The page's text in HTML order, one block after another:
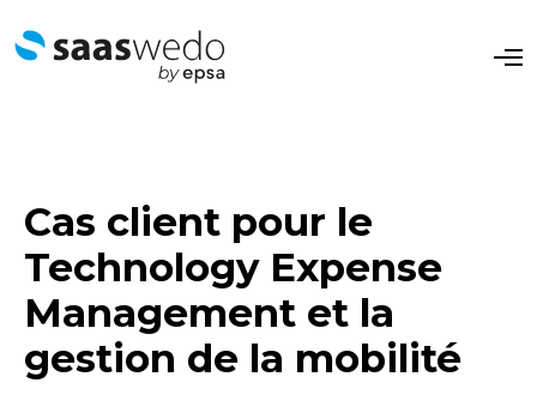
O
Cas client pour le
Technology Expense
Management et la
gestion de la mobilité